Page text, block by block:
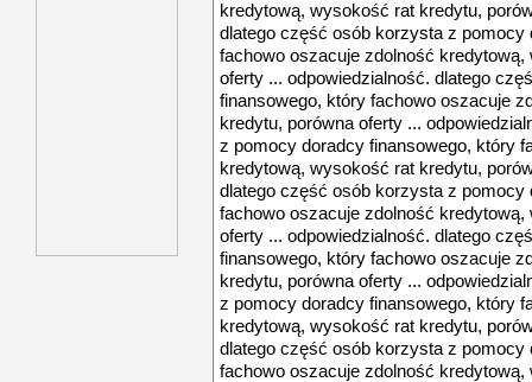
kredytową, wysokość rat kredytu,
dlatego część osób korzysta z pomocy
fachowo oszacuje zdolność
oferty ... odpowiedzialność. dlatego
finansowego, który fachowo oszacuje
kredytu, porówna oferty ...
z pomocy doradcy finansowego, który
kredytową, wysokość rat kredytu,
dlatego część osób korzysta z pomocy
fachowo oszacuje zdolność
oferty ... odpowiedzialność. dlatego
finansowego, który fachowo oszacuje
kredytu, porówna oferty ...
z pomocy doradcy finansowego, który
kredytową, wysokość rat kredytu,
dlatego część osób korzysta z pomocy
fachowo oszacuje zdolność